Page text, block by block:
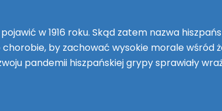
w 1916 roku. Skąd zatem nazwa
by zachować wysokie morale wśród
pandemii hiszpańskiej grypy sprawiały